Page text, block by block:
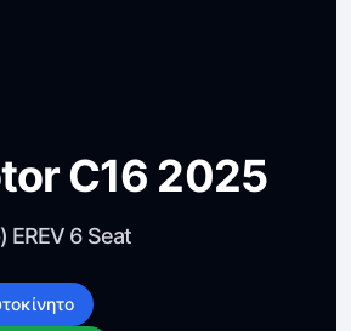
C16 2025
EREV 6 Seat